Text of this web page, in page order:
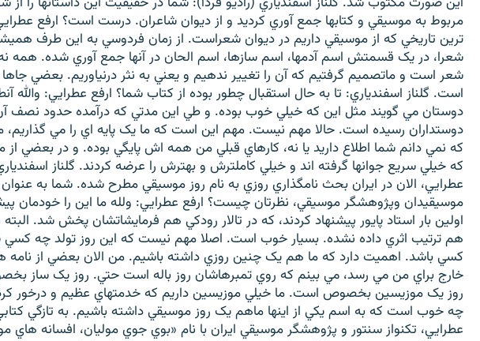
مربوط به موسيقي و کتابها جمع آوري کرديد و از ديوان شاعران. درست است؟ ارفع
ترين تاريخي که از موسيقي داريم در ديوان شعراست. از زمان فردوسي به اين طرف
شعرا، در يک قسمتش اسم آدمها، اسم سازها، اسم الحان در آنها جمع آوري شده. همه
شعر است و ماتصميم گرفتيم که آن را تغيير ندهيم و يعني به نثر درنياوريم. بعضي
است. گلناز اسفندياري: تا به حال استقبال چطور بوده از کتاب شما؟ ارفع عطرايي: والله
دوستان مي گويند مثل اين که خيلي خوب بوده. و طي اين مدتي که درآمده حدود نصف
دوستداران رسيده است. حالا مهم نيست. مهم اين است که ما يک پايه اي را مي گذاريم،
که نمي دانم شما اطلاع داريد يا نه، کارهاي قبلي من همه اش پايگي بوده. و در بعضي از
که خيلي سريع جوانها گرفته اند و خيلي کاملترش و بهترش را عرضه کردند. گلناز
عطرايي، الان در ايران بحث نامگذاري روزي به نام روز موسيقي مطرح شده. شما به
موسيقيدان وپژوهشگر موسيقي، نظرتان چيست؟ ارفع عطرايي: ولله ما اين را خودمان
اولين بار استاد پايور پيشنهاد کردند، که در تالار رودکي هم فرمايشاتشان پخش شد. البته
هم ترتيب اثري داده نشده. بسيار خوب است. اصلا مهم نيست که اين روز تولد چه کسي
کسي باشد. اهميت دارد که ما هم يک چنين روزي داشته باشيم. من الان بعضي از نامه
خارج براي من مي رسد، مي بينم که روي تمبرهاشان روز باله است حتي. روز يک ساز
روز يک موزيسين بخصوص است. ما خيلي موزيسين داريم که خدمتهاي عظيم و درخور
چه خوب است که به اسم يکي از اينها ماهم يک روز موسيقي داشته باشيم. به تازگي
عطرايي، تکنواز سنتور و پژوهشگر موسيقي ايران با نام «بوي جوي موليان، افسانه هاي